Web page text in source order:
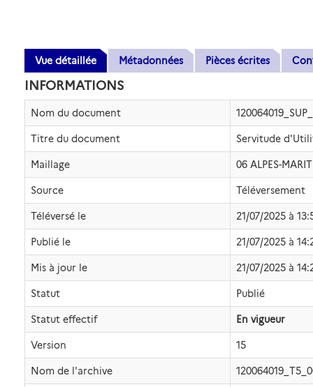
Vue détaillée Métadonnées Pièces écrites
INFORMATIONS
Nom du document
Titre du document Servitude
Maillage 06 ALPES-
Source Téléversement
Téléversé le 21/07/2025 à
Publié le 21/07/2025 à
Mis à jour le 21/07/2025 à
Statut Publié
Statut effectif En vigueur
Version 15
Nom de l'archive